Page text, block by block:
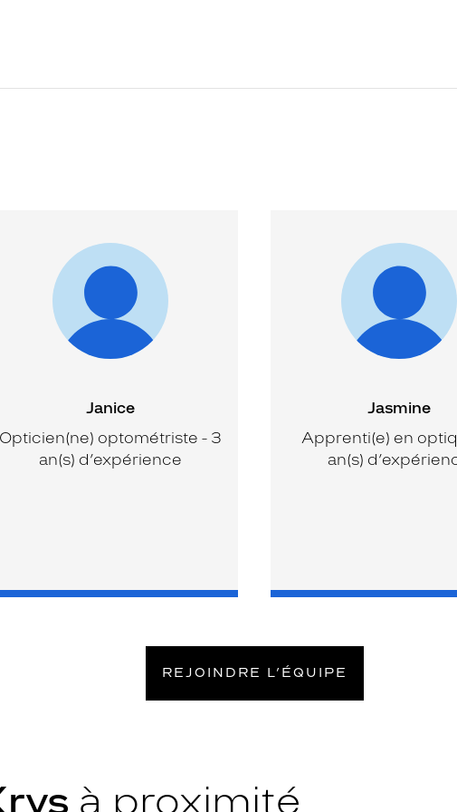
Janice
Opticien(ne) optométriste - 3
an(s) d’expérience
Jasmine
Apprenti(e) en
an(s)
REJOINDRE L’ÉQUIPE
à proximité